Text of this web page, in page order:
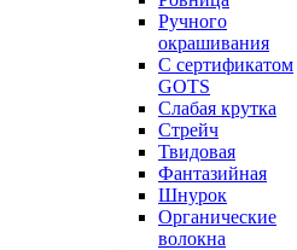
Ручного
окрашивания
С сертификатом
GOTS
Слабая крутка
Стрейч
Твидовая
Фантазийная
Шнурок
Органические
волокна